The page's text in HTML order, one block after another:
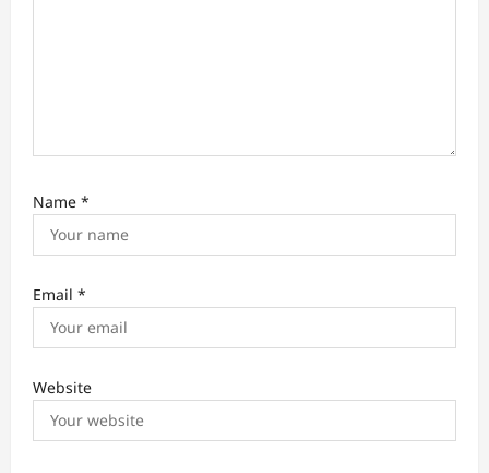
Name *
Email *
Website